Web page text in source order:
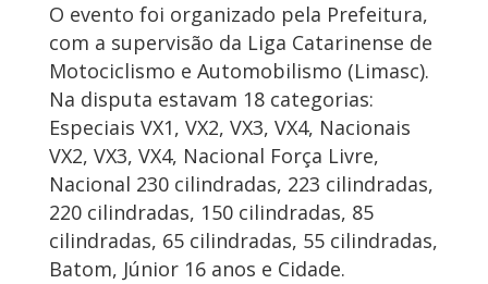
O evento foi organizado pela Prefeitura,
com a supervisão da Liga Catarinense de
Motociclismo e Automobilismo (Limasc).
Na disputa estavam 18 categorias:
Especiais VX1, VX2, VX3, VX4, Nacionais
VX2, VX3, VX4, Nacional Força Livre,
Nacional 230 cilindradas, 223 cilindradas,
220 cilindradas, 150 cilindradas, 85
cilindradas, 65 cilindradas, 55 cilindradas,
Batom, Júnior 16 anos e Cidade.